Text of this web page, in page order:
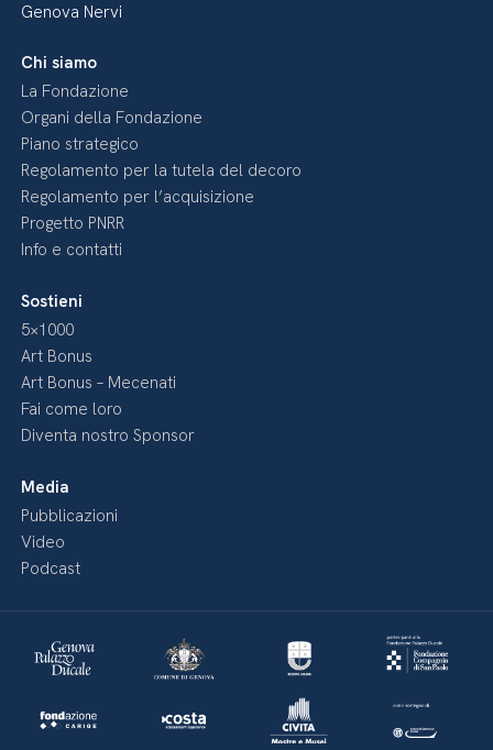
Genova Nervi
Chi siamo
La Fondazione
Organi della Fondazione
Piano strategico
Regolamento per la tutela del decoro
Regolamento per l’acquisizione
Progetto PNRR
Info e contatti
Sostieni
5×1000
Art Bonus
Art Bonus – Mecenati
Fai come loro
Diventa nostro Sponsor
Media
Pubblicazioni
Video
Podcast